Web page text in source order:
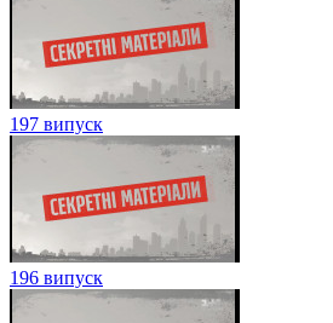
197 випуск
196 випуск